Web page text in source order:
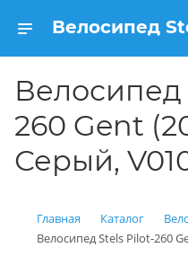
Велосипед
260 Gent
Серый,
Главная Каталог
Велосипед Stels Pilot-260